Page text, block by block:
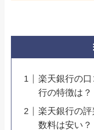
楽天銀行の
行の特徴は？
楽天銀行の
数料は安い？